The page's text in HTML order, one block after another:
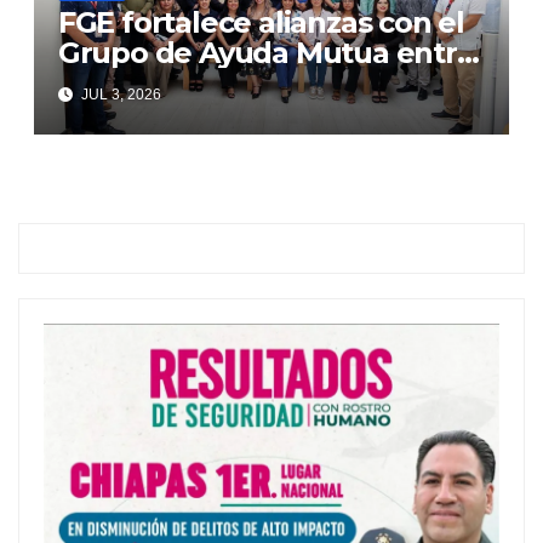
FGE fortalece alianzas con el
Grupo de Ayuda Mutua entre
Autoridades y Comercio
(GAMAC)
JUL 3, 2026